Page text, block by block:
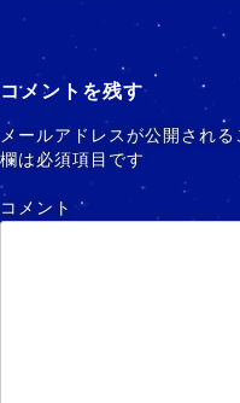
コメントを残す
メールアドレスが公開される
欄は必須項目です
コメント